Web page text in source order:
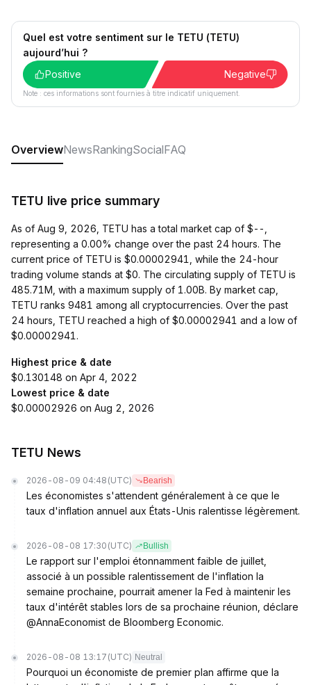
Quel est votre sentiment sur le TETU (TETU)
aujourd’hui ?
Positive
Negative
Note : ces informations sont fournies à titre indicatif uniquement.
OverviewNewsRankingSocialFAQ
TETU live price summary
As of Aug 9, 2026, TETU has a total market cap of $--,
representing a 0.00% change over the past 24 hours. The
current price of TETU is $0.00002941, while the 24-hour
trading volume stands at $0. The circulating supply of TETU is
485.71M, with a maximum supply of 1.00B. By market cap,
TETU ranks 9481 among all cryptocurrencies. Over the past
24 hours, TETU reached a high of $0.00002941 and a low of
$0.00002941.
Highest price & date
$0.130148 on Apr 4, 2022
Lowest price & date
$0.00002926 on Aug 2, 2026
TETU News
2026-08-09 04:48 (UTC) Bearish
Les économistes s'attendent généralement à ce que le
taux d'inflation annuel aux États-Unis ralentisse légèrement.
2026-08-08 17:30 (UTC) Bullish
Le rapport sur l'emploi étonnamment faible de juillet,
associé à un possible ralentissement de l'inflation la
semaine prochaine, pourrait amener la Fed à maintenir les
taux d'intérêt stables lors de sa prochaine réunion, déclare
@AnnaEconomist de Bloomberg Economic.
2026-08-08 13:17 (UTC) Neutral
Pourquoi un économiste de premier plan affirme que la